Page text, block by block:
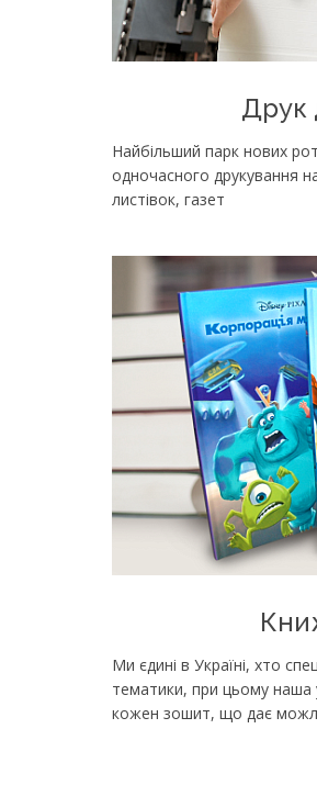
Друк
Найбільший парк нових
одночасного друкування
листівок, газет
Ми єдині в Україні, хто
тематики, при цьому
кожен зошит, що дає